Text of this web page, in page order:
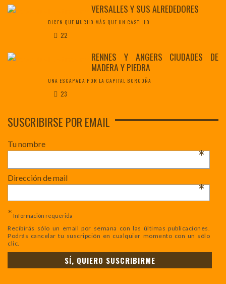
VERSALLES Y SUS ALREDEDORES
DICEN QUE MUCHO MÁS QUE UN CASTILLO
22
RENNES Y ANGERS CIUDADES DE
MADERA Y PIEDRA
UNA ESCAPADA POR LA CAPITAL BORGOÑA
23
SUSCRIBIRSE POR EMAIL
Tu nombre
*
Dirección de mail
*
* Información requerida
Recibirás sólo un email por semana con las últimas publicaciones.
Podrás cancelar tu suscripción en cualquier momento con un sólo
clic.